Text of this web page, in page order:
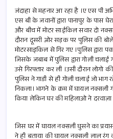
जंदाहा से महनार आ रहा है ।ए एस पी
एस बी के जवानों द्वारा पानापुर के
और बीच में मोटर साईकिल सवार दो
दौरान दूसरी ओर सड़क पर पुलिस की
मोटरसाइकिल से गिर गए ।पुलिस
जिसके जबाब में पुलिस द्वारा गोली
उसे गिरफ्तार कर ली ।उसी दौरान
पुलिस ने गाडी से ही गोली चलाई जो
निकला। भागने के क्रम में घायल नक्सली
किया लेकिन घर की महिलाओ ने दरवाज़ा
जिस घर में घायल नक्सली घुसने का